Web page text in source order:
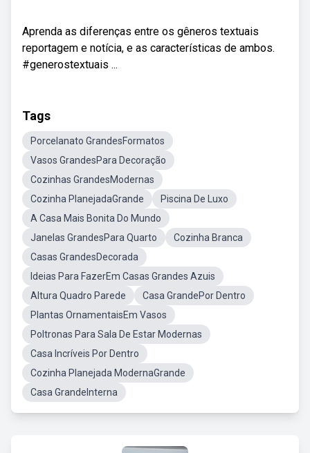
Aprenda as diferenças entre os gêneros textuais
reportagem e notícia, e as características de ambos.
#generostextuais ...
Tags
Porcelanato GrandesFormatos
Vasos GrandesPara Decoração
Cozinhas GrandesModernas
Cozinha PlanejadaGrande
Piscina De Luxo
A Casa Mais Bonita Do Mundo
Janelas GrandesPara Quarto
Cozinha Branca
Casas GrandesDecorada
Ideias Para FazerEm Casas Grandes Azuis
Altura Quadro Parede
Casa GrandePor Dentro
Plantas OrnamentaisEm Vasos
Poltronas Para Sala De Estar Modernas
Casa Incríveis Por Dentro
Cozinha Planejada ModernaGrande
Casa GrandeInterna